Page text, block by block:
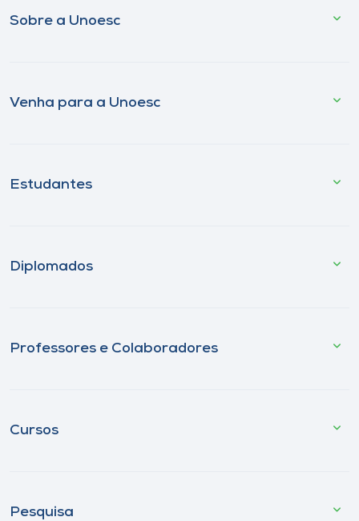
Sobre a Unoesc
Venha para a Unoesc
Estudantes
Diplomados
Professores e Colaboradores
Cursos
Pesquisa